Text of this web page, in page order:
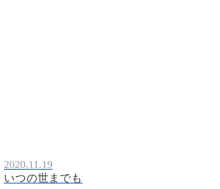
2020.11.19
いつの世までも